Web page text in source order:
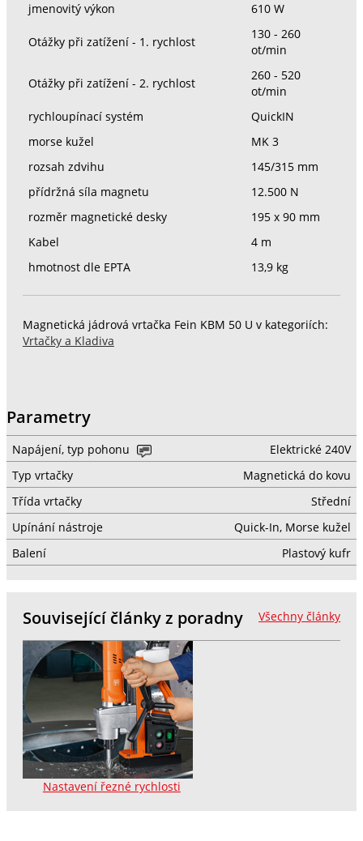
jmenovitý výkon
610 W
Otážky při zatížení - 1. rychlost
130 - 260
ot/min
Otážky při zatížení - 2. rychlost
260 - 520
ot/min
rychloupínací systém
QuickIN
morse kužel
MK 3
rozsah zdvihu
145/315 mm
přídržná síla magnetu
12.500 N
rozměr magnetické desky
195 x 90 mm
Kabel
4 m
hmotnost dle EPTA
13,9 kg
Magnetická jádrová vrtačka Fein KBM 50 U v kategoriích:
Vrtačky a Kladiva
Parametry
Napájení, typ pohonu
Elektrické 240V
Typ vrtačky
Magnetická do kovu
Třída vrtačky
Střední
Upínání nástroje
Quick-In, Morse kužel
Balení
Plastový kufr
Všechny články
Související články z poradny
Nastavení řezné rychlosti